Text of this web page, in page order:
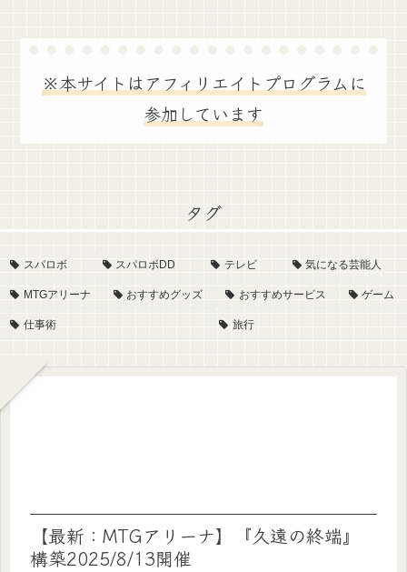
※本サイトはアフィリエイトプログラムに
参加しています
タグ
スパロボ スパロボDD テレビ 気になる芸能人
MTGアリーナ おすすめグッズ おすすめサービス ゲーム
仕事術 旅行
【最新：MTGアリーナ】『久遠の終端』
構築2025/8/13開催